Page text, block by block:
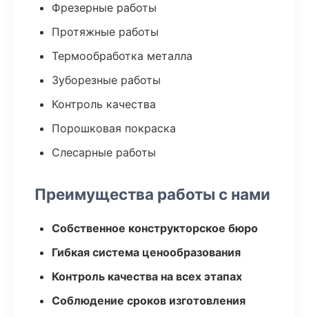
Фрезерные работы
Протяжные работы
Термообработка металла
Зуборезные работы
Контроль качества
Порошковая покраска
Слесарные работы
Преимущества работы с нами
Собственное конструкторское бюро
Гибкая система ценообразования
Контроль качества на всех этапах
Соблюдение сроков изготовления